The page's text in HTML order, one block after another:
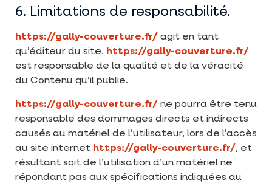
6. Limitations de responsabilité.
https://gally-couverture.fr/ agit en tant
qu’éditeur du site. https://gally-couverture.fr/
est responsable de la qualité et de la véracité
du Contenu qu’il publie.
https://gally-couverture.fr/ ne pourra être tenu
responsable des dommages directs et indirects
causés au matériel de l’utilisateur, lors de l’accès
au site internet https://gally-couverture.fr/, et
résultant soit de l’utilisation d’un matériel ne
répondant pas aux spécifications indiquées au